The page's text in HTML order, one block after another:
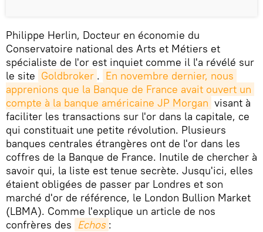
Philippe Herlin, Docteur en économie du
Conservatoire national des Arts et Métiers et
spécialiste de l'or est inquiet comme il l'a révélé sur
le site Goldbroker . En novembre dernier, nous
apprenions que la Banque de France avait ouvert un
compte à la banque américaine JP Morgan visant à
faciliter les transactions sur l'or dans la capitale, ce
qui constituait une petite révolution. Plusieurs
banques centrales étrangères ont de l'or dans les
coffres de la Banque de France. Inutile de chercher à
savoir qui, la liste est tenue secrète. Jusqu'ici, elles
étaient obligées de passer par Londres et son
marché d'or de référence, le London Bullion Market
(LBMA). Comme l'explique un article de nos
confrères des Echos :